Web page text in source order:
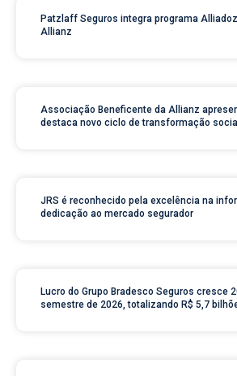
Patzlaff Seguros integra programa
Allianz
Associação Beneficente da Allianz
destaca novo ciclo de transformação social
JRS é reconhecido pela excelência na
dedicação ao mercado segurador
Lucro do Grupo Bradesco Seguros cresce
semestre de 2026, totalizando R$ 5,7